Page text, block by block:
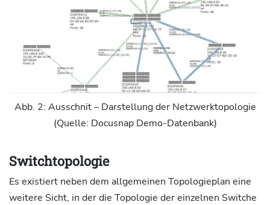
Abb. 2: Ausschnit – Darstellung der Netzwerktopologie
(Quelle: Docusnap Demo-Datenbank)
Switchtopologie
Es existiert neben dem allgemeinen Topologieplan eine
weitere Sicht, in der die Topologie der einzelnen Switche